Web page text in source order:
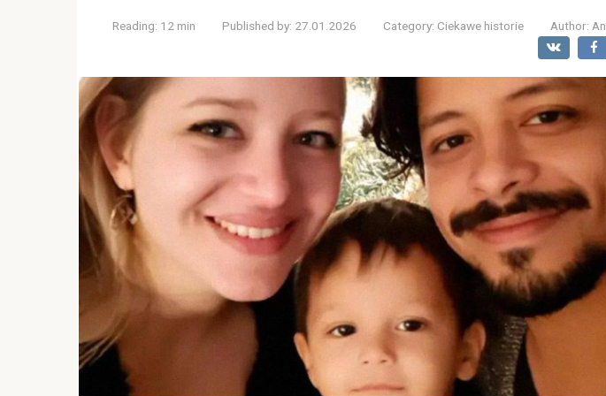
Reading: 12 min Published by: 27.01.2026 Category: Ciekawe historie Author: